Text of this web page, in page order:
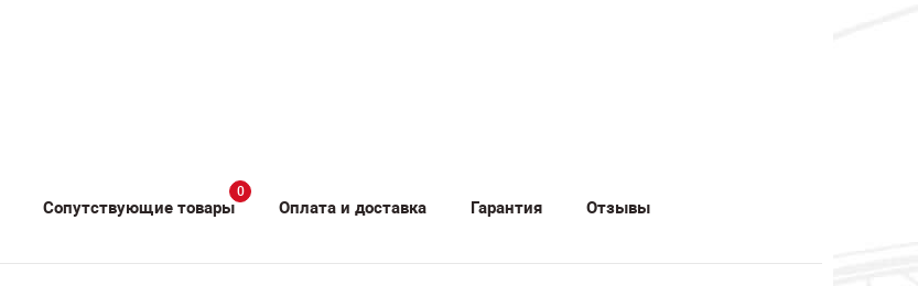
Сопутствующие товары
0
Оплата и доставка Гарантия Отзывы